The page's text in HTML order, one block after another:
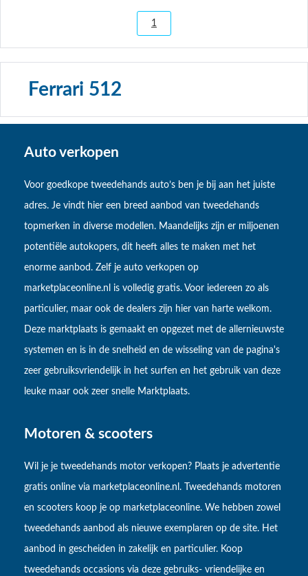
1
Ferrari 512
Auto verkopen
Voor goedkope tweedehands auto’s ben je bij aan het juiste
adres. Je vindt hier een breed aanbod van tweedehands
topmerken in diverse modellen. Maandelijks zijn er miljoenen
potentiële autokopers, dit heeft alles te maken met het
enorme aanbod. Zelf je auto verkopen op
marketplaceonline.nl is volledig gratis. Voor iedereen zo als
particulier, maar ook de dealers zijn hier van harte welkom.
Deze marktplaats is gemaakt en opgezet met de allernieuwste
systemen en is in de snelheid en de wisseling van de pagina's
zeer gebruiksvriendelijk in het surfen en het gebruik van deze
leuke maar ook zeer snelle Marktplaats.
Motoren & scooters
Wil je je tweedehands motor verkopen? Plaats je advertentie
gratis online via marketplaceonline.nl. Tweedehands motoren
en scooters koop je op marketplaceonline. We hebben zowel
tweedehands aanbod als nieuwe exemplaren op de site. Het
aanbod in gescheiden in zakelijk en particulier. Koop
tweedehands occasions via deze gebruiks- vriendelijke en